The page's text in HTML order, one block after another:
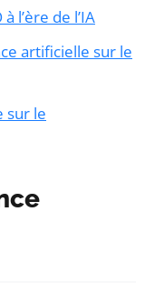
l’ère de l’IA
artificielle sur le
sur le